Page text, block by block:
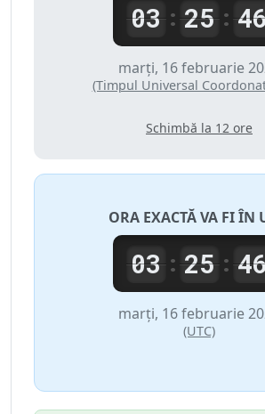
03: 25:
marți, 16 februarie
(Timpul Universal
Schimbă la 12 ore
ORA EXACTĂ VA FI ÎN
03: 25:
marți, 16 februarie
(UTC)